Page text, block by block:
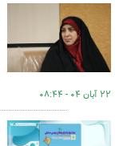
۲۲ آبان ۰۴ - ۰۸:۴۴